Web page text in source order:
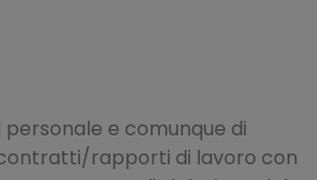
e comunque di
rapporti di lavoro con